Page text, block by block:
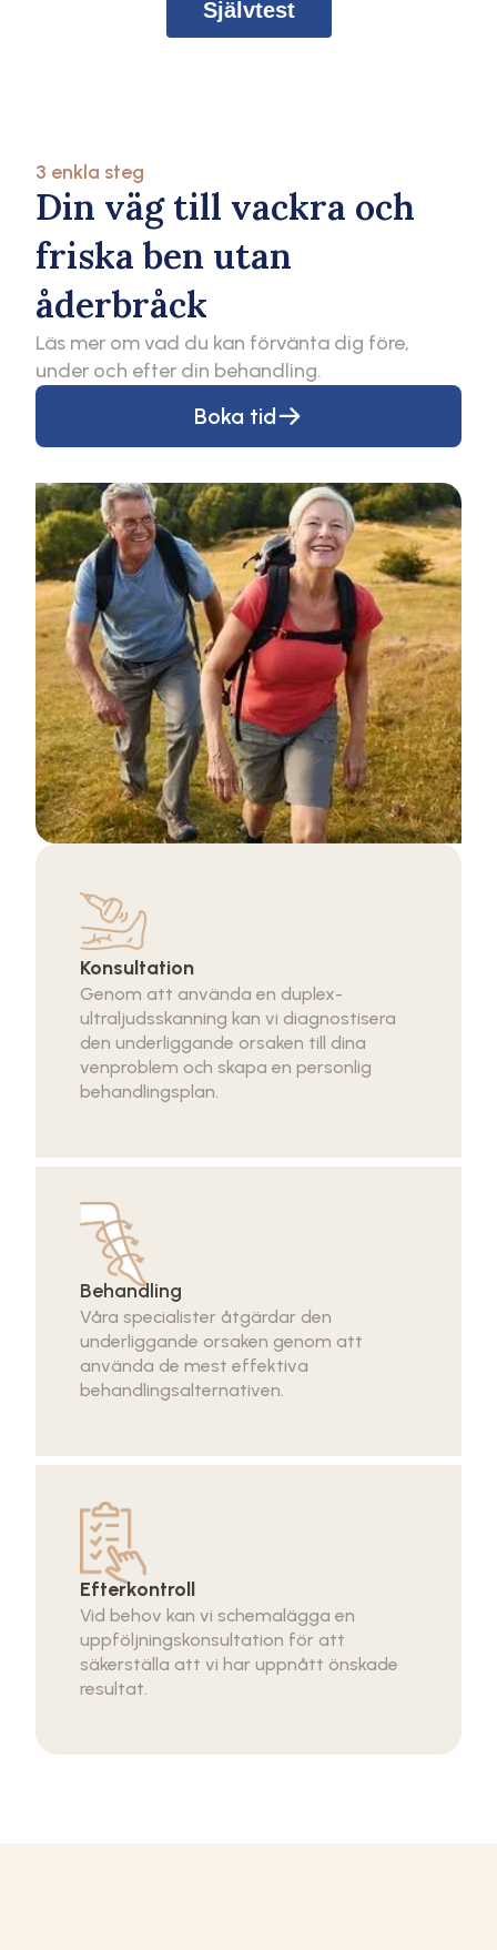
Självtest
3 enkla steg
Din väg till vackra och
friska ben utan
åderbråck
Läs mer om vad du kan förvänta dig före,
under och efter din behandling.
Boka tid
Konsultation
Genom att använda en duplex-
ultraljudsskanning kan vi diagnostisera
den underliggande orsaken till dina
venproblem och skapa en personlig
behandlingsplan.
Behandling
Våra specialister åtgärdar den
underliggande orsaken genom att
använda de mest effektiva
behandlingsalternativen.
Efterkontroll
Vid behov kan vi schemalägga en
uppföljningskonsultation för att
säkerställa att vi har uppnått önskade
resultat.